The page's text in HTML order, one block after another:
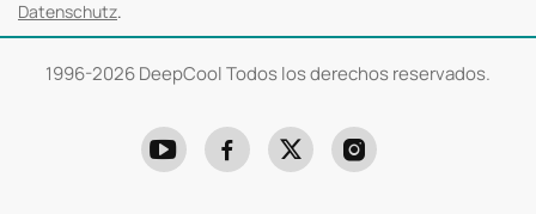
Datenschutz.
1996-2026 DeepCool Todos los derechos reservados.